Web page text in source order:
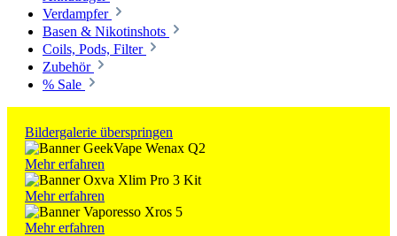
Verdampfer
Basen & Nikotinshots
Coils, Pods, Filter
Zubehör
% Sale
Bildergalerie überspringen
Mehr erfahren
Mehr erfahren
Mehr erfahren